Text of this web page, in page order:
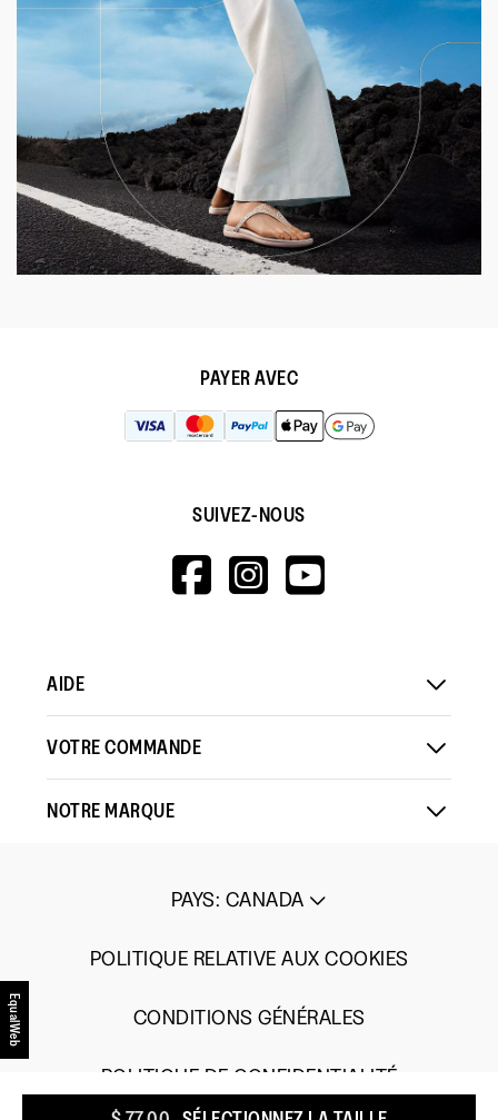
PAYER AVEC
SUIVEZ-NOUS
HTTPS://
HTTPS://
AIDE
VOTRE COMMANDE
NOTRE MARQUE
PAYS: CANADA
POLITIQUE RELATIVE AUX COOKIES
CONDITIONS GÉNÉRALES
POLITIQUE DE CONFIDENTIALITÉ
EqualWeb